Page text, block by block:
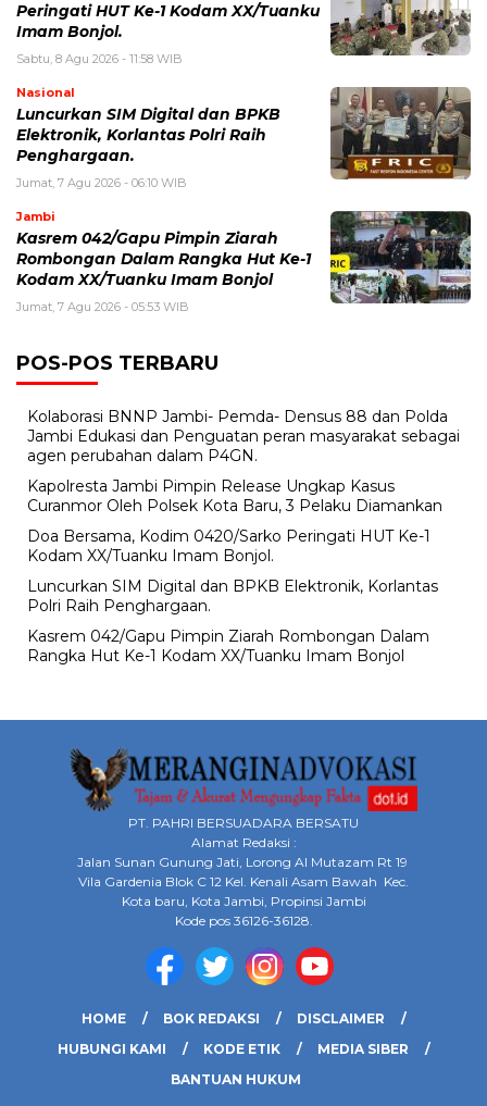
Peringati HUT Ke-1 Kodam XX/Tuanku
Imam Bonjol.
Sabtu, 8 Agu 2026 - 11:58 WIB
Nasional
Luncurkan SIM Digital dan BPKB
Elektronik, Korlantas Polri Raih
Penghargaan.
Jumat, 7 Agu 2026 - 06:10 WIB
Jambi
Kasrem 042/Gapu Pimpin Ziarah
Rombongan Dalam Rangka Hut Ke-1
Kodam XX/Tuanku Imam Bonjol
Jumat, 7 Agu 2026 - 05:53 WIB
POS-POS TERBARU
Kolaborasi BNNP Jambi- Pemda- Densus 88 dan Polda
Jambi Edukasi dan Penguatan peran masyarakat sebagai
agen perubahan dalam P4GN.
Kapolresta Jambi Pimpin Release Ungkap Kasus
Curanmor Oleh Polsek Kota Baru, 3 Pelaku Diamankan
Doa Bersama, Kodim 0420/Sarko Peringati HUT Ke-1
Kodam XX/Tuanku Imam Bonjol.
Luncurkan SIM Digital dan BPKB Elektronik, Korlantas
Polri Raih Penghargaan.
Kasrem 042/Gapu Pimpin Ziarah Rombongan Dalam
Rangka Hut Ke-1 Kodam XX/Tuanku Imam Bonjol
PT. PAHRI BERSUADARA BERSATU
Alamat Redaksi :
Jalan Sunan Gunung Jati, Lorong Al Mutazam Rt 19
Vila Gardenia Blok C 12 Kel. Kenali Asam Bawah Kec.
Kota baru, Kota Jambi, Propinsi Jambi
Kode pos 36126-36128.
HOME BOK REDAKSI
DISCLAIMER
HUBUNGI KAMI
KODE ETIK
MEDIA SIBER
BANTUAN HUKUM